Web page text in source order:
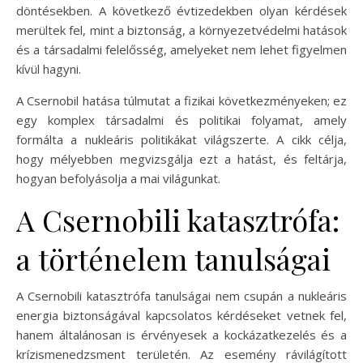
döntésekben. A következő évtizedekben olyan kérdések
merültek fel, mint a biztonság, a környezetvédelmi hatások
és a társadalmi felelősség, amelyeket nem lehet figyelmen
kívül hagyni.
A Csernobil hatása túlmutat a fizikai következményeken; ez
egy komplex társadalmi és politikai folyamat, amely
formálta a nukleáris politikákat világszerte. A cikk célja,
hogy mélyebben megvizsgálja ezt a hatást, és feltárja,
hogyan befolyásolja a mai világunkat.
A Csernobili katasztrófa:
a történelem tanulságai
A Csernobili katasztrófa tanulságai nem csupán a nukleáris
energia biztonságával kapcsolatos kérdéseket vetnek fel,
hanem általánosan is érvényesek a kockázatkezelés és a
krízismenedzsment területén. Az esemény rávilágított